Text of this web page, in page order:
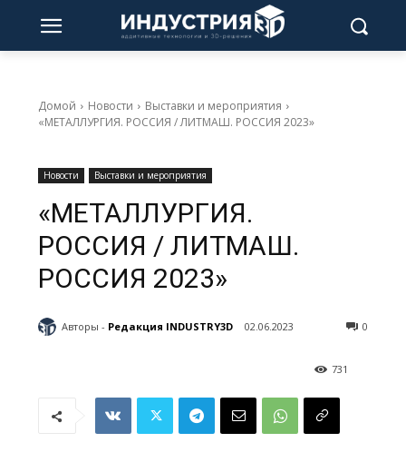
Домой Новости
Выставки и мероприятия
«МЕТАЛЛУРГИЯ. РОССИЯ / ЛИТМАШ. РОССИЯ 2023»
Новости Выставки и мероприятия
«МЕТАЛЛУРГИЯ.
РОССИЯ / ЛИТМАШ.
РОССИЯ 2023»
Авторы - Редакция INDUSTRY3D 02.06.2023 0
731